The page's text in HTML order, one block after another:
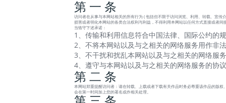
第 一 条
访问者在从事与本网站相关的所有行为 ( 包括但不限于访问浏览、利用、转载、宣传
损害或者弱化本网站的各类合法权利与利益，不得利用本网站以任何方式直接或者
当恪守下述承诺：
1、传输和利用信息符合中国法律、国际公约的
2、不将本网站以及与之相关的网络服务用作非
3、不干扰和扰乱本网站以及与之相关的网络服
4、遵守与本网站以及与之相关的网络服务的协
第 二 条
本网站郑重提醒访问者：请在转载、上载或者下载有关作品时务必尊重该作品的版
会在第一时间加上您的署名或作相关处理。